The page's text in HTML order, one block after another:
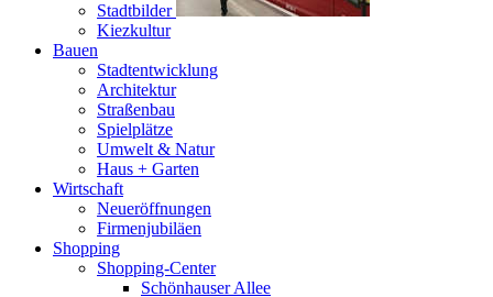
Stadtbilder
Kiezkultur
Bauen
Stadtentwicklung
Architektur
Straßenbau
Spielplätze
Umwelt & Natur
Haus + Garten
Wirtschaft
Neueröffnungen
Firmenjubiläen
Shopping
Shopping-Center
Schönhauser Allee